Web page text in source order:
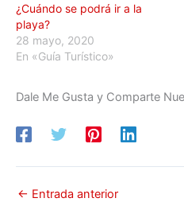
¿Cuándo se podrá ir a la
playa?
28 mayo, 2020
En «Guía Turístico»
Dale Me Gusta y Comparte
← Entrada anterior